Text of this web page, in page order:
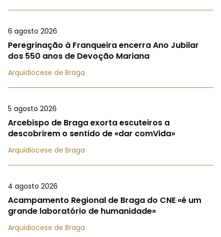
6 agosto 2026
Peregrinação à Franqueira encerra Ano Jubilar
dos 550 anos de Devoção Mariana
Arquidiocese de Braga
5 agosto 2026
Arcebispo de Braga exorta escuteiros a
descobrirem o sentido de «dar comVida»
Arquidiocese de Braga
4 agosto 2026
Acampamento Regional de Braga do CNE «é um
grande laboratório de humanidade»
Arquidiocese de Braga